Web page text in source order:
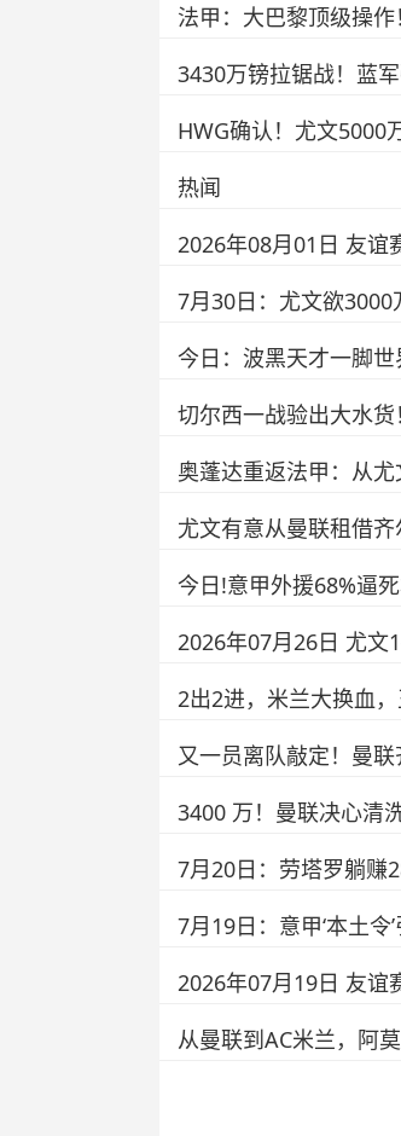
法甲：大巴黎顶级操
3430万镑拉锯战！蓝
HWG确认！尤文5000
热闻
2026年08月01日 友谊
7月30日：尤文欲
今日：波黑天才一脚
切尔西一战验出大水
奥蓬达重返法甲：从
尤文有意从曼联租借
今日!意甲外援68%逼
2026年07月26日 尤文
2出2进，米兰大换血
又一员离队敲定！曼
3400 万！曼联决心清
7月20日：劳塔罗躺赚
7月19日：意甲‘本土
2026年07月19日 友谊
从曼联到AC米兰，阿